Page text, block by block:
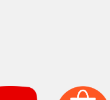
nguồn nhiệt khác nhau
Heater
phải quá lo lắng về